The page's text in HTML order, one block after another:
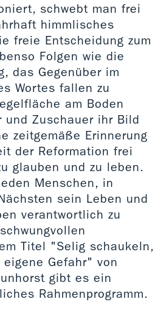
schwebt man frei
himmlisches
freie Entscheidung zum
Folgen wie die
das Gegenüber im
Wortes fallen zu
am Boden
und Zuschauer ihr Bild
zeitgemäße Erinnerung
der Reformation frei
glauben und zu leben.
Menschen, in
sein Leben und
verantwortlich zu
Titel "Selig schaukeln,
Gefahr" von
gibt es ein
Rahmenprogramm.